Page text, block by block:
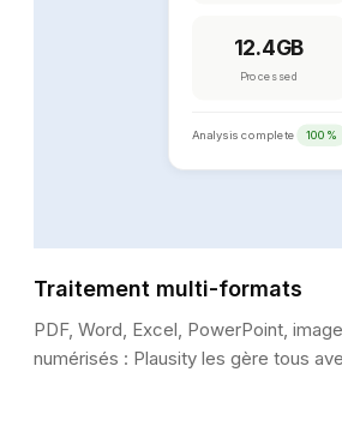
12.4GB
Processed
Analysis complete 100%
Traitement multi-formats
PDF, Word, Excel, PowerPoint,
numérisés : Plausity les gère tous